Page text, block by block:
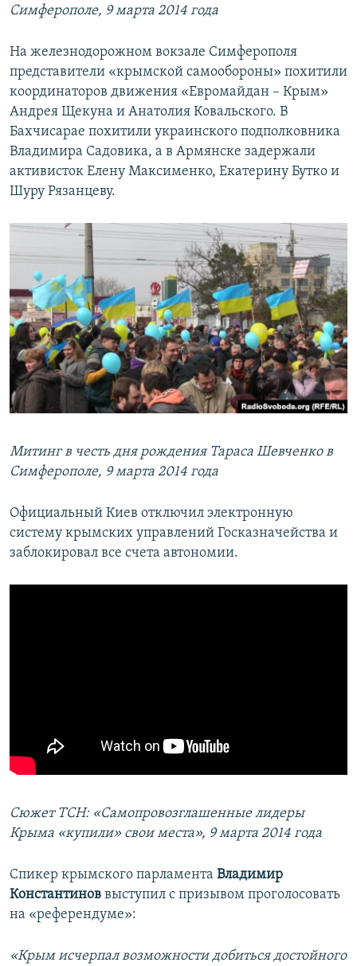
Симферополе, 9 марта 2014 года
На железнодорожном вокзале Симферополя
представители «крымской самообороны» похитили
координаторов движения «Евромайдан – Крым»
Андрея Щекуна и Анатолия Ковальского. В
Бахчисарае похитили украинского подполковника
Владимира Садовика, а в Армянске задержали
активисток Елену Максименко, Екатерину Бутко и
Шуру Рязанцеву.
Митинг в честь дня рождения Тараса Шевченко в
Симферополе, 9 марта 2014 года
Официальный Киев отключил электронную
систему крымских управлений Госказначейства и
заблокировал все счета автономии.
Сюжет ТСН: «Самопровозглашенные лидеры
Крыма «купили» свои места», 9 марта 2014 года
Спикер крымского парламента Владимир
Константинов выступил с призывом проголосовать
на «референдуме»:
«Крым исчерпал возможности добиться достойного